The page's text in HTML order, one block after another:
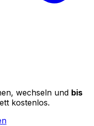
wechseln und bis
kostenlos.